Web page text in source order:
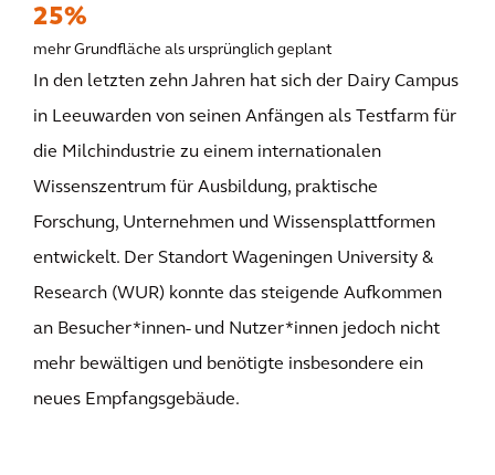
25%
mehr Grundfläche als ursprünglich geplant
In den letzten zehn Jahren hat sich der Dairy Campus
in Leeuwarden von seinen Anfängen als Testfarm für
die Milchindustrie zu einem internationalen
Wissenszentrum für Ausbildung, praktische
Forschung, Unternehmen und Wissensplattformen
entwickelt. Der Standort Wageningen University &
Research (WUR) konnte das steigende Aufkommen
an Besucher*innen- und Nutzer*innen jedoch nicht
mehr bewältigen und benötigte insbesondere ein
neues Empfangsgebäude.